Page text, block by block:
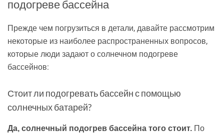
подогреве бассейна
Прежде чем погрузиться в детали, давайте рассмотрим
некоторые из наиболее распространенных вопросов,
которые люди задают о солнечном подогреве
бассейнов:
Стоит ли подогревать бассейн с помощью
солнечных батарей?
Да, солнечный подогрев бассейна того стоит.По